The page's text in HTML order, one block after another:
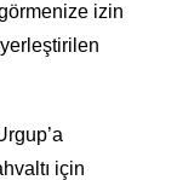
izin
için